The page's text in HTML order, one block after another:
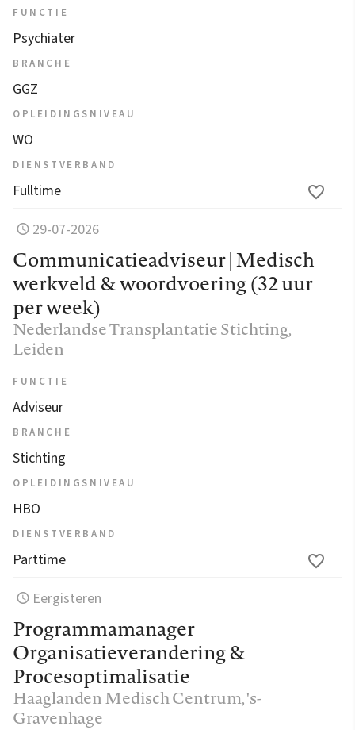
FUNCTIE
Psychiater
BRANCHE
GGZ
OPLEIDINGSNIVEAU
WO
DIENSTVERBAND
Fulltime
29-07-2026
Communicatieadviseur | Medisch
werkveld & woordvoering (32 uur
per week)
Nederlandse Transplantatie Stichting,
Leiden
FUNCTIE
Adviseur
BRANCHE
Stichting
OPLEIDINGSNIVEAU
HBO
DIENSTVERBAND
Parttime
Eergisteren
Programmamanager
Organisatieverandering &
Procesoptimalisatie
Haaglanden Medisch Centrum, 's-
Gravenhage